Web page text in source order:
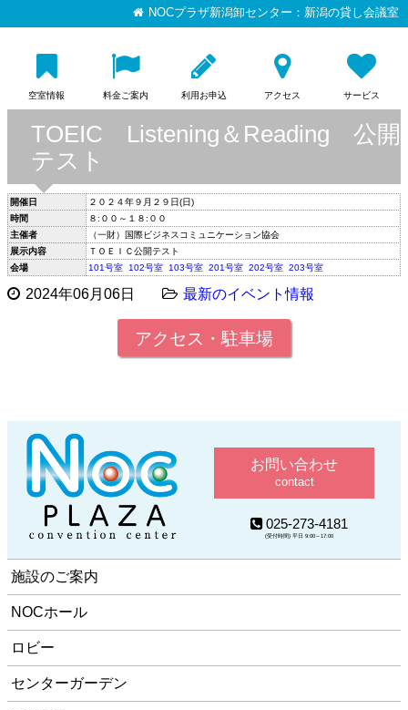
NOCプラザ新潟卸センター：新潟の貸し会議室
空室情報 料金ご案内 利用お申込 アクセス サービス
TOEIC Listening＆Reading 公開
テスト
開催日
２０２４年９月２９日(日)
時間
８:００～１８:００
主催者
（一財）国際ビジネスコミュニケーション協会
展示内容
ＴＯＥＩＣ公開テスト
会場
101号室 102号室 103号室 201号室 202号室 203号室
2024年06月06日 最新のイベント情報
アクセス・駐車場
お問い合わせ
contact
025-273-4181
(受付時間) 平日 9:00～17:00
施設のご案内
NOCホール
ロビー
センターガーデン